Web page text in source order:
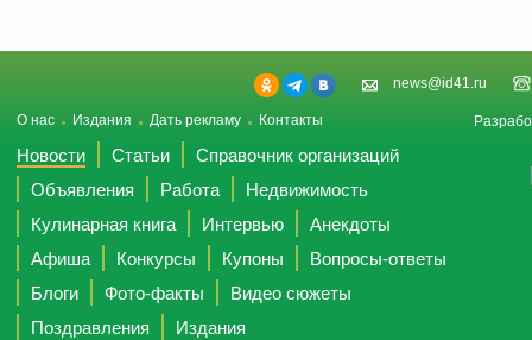
news@id41.ru
О нас Издания Дать рекламу Контакты
Новости Статьи
Справочник организаций
Объявления
Работа
Недвижимость
Кулинарная книга
Интервью
Анекдоты
Афиша
Конкурсы Купоны
Вопросы-ответы
Блоги
Фото-факты
Видео сюжеты
Поздравления
Издания